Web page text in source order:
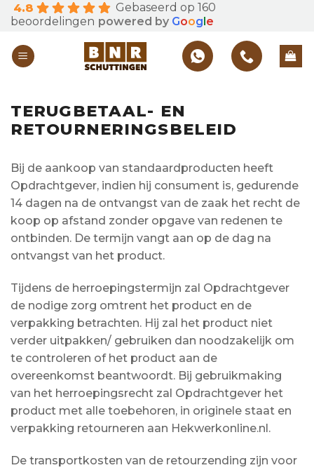
Skip
to
content
4.8
Gebaseerd op 160
beoordelingen powered by Goog e
TERUGBETAAL- EN
RETOURNERINGSBELEID
Bij de aankoop van standaardproducten heeft
Opdrachtgever, indien hij consument is, gedurende
14 dagen na de ontvangst van de zaak het recht de
koop op afstand zonder opgave van redenen te
ontbinden. De termijn vangt aan op de dag na
ontvangst van het product.
Tijdens de herroepingstermijn zal Opdrachtgever
de nodige zorg omtrent het product en de
verpakking betrachten. Hij zal het product niet
verder uitpakken/ gebruiken dan noodzakelijk om
te controleren of het product aan de
overeenkomst beantwoordt. Bij gebruikmaking
van het herroepingsrecht zal Opdrachtgever het
product met alle toebehoren, in originele staat en
verpakking retourneren aan Hekwerkonline.nl.
De transportkosten van de retourzending zijn voor